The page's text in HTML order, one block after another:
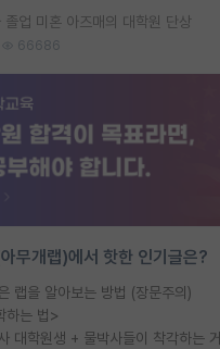
졸업 미혼 아즈매의 대학원 단상
66686
무개랩)에서 핫한 인기글은?
랩을 알아보는 방법 (장문주의)
하는 법>
대학원생 + 물박사들이 착각하는 거